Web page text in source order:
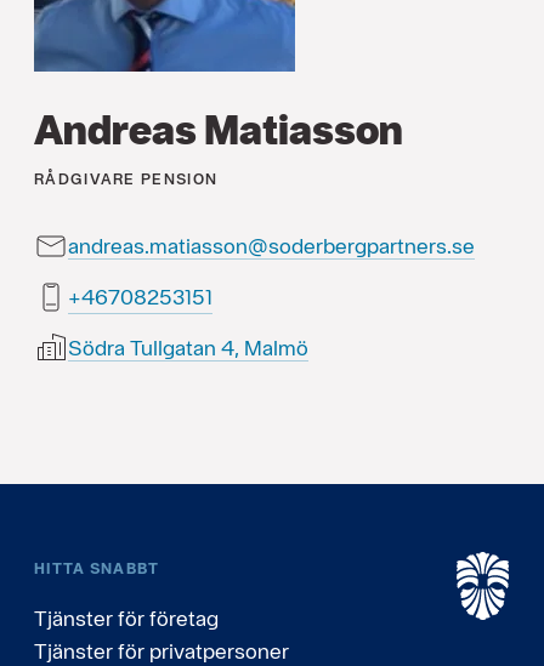
Andreas Matiasson
RÅDGIVARE PENSION
andreas.matiasson@soderbergpartners.se
15135280764+
Södra Tullgatan 4, Malmö
HITTA SNABBT
Tjänster för företag
Tjänster för privatpersoner